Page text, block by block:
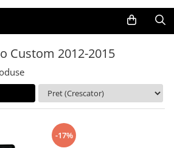
Custom 2012-2015
-17%